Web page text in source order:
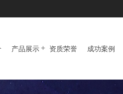
产品展示 资质荣誉 成功案例